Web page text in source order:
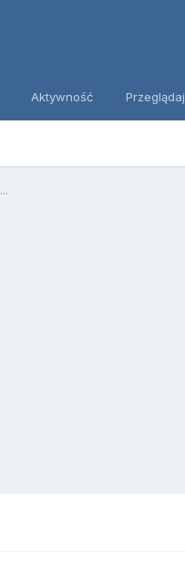
Aktywność Przeglądaj